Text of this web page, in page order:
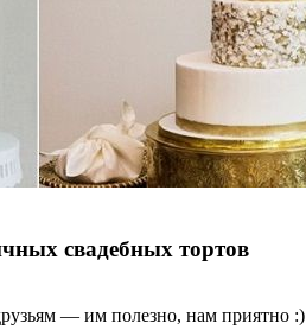
свадебных тортов
— им полезно, нам приятно :)